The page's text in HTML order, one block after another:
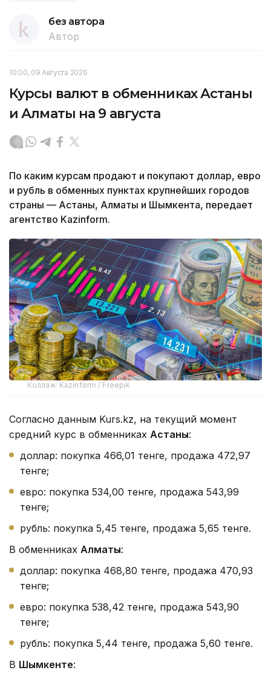
без автора
Автор
10:00, 09 Августа 2026
Курсы валют в обменниках Астаны
и Алматы на 9 августа
По каким курсам продают и покупают доллар, евро
и рубль в обменных пунктах крупнейших городов
страны — Астаны, Алматы и Шымкента, передает
агентство Kazinform.
Коллаж: Kazinform / Freepik
Согласно данным Kurs.kz, на текущий момент
средний курс в обменниках Астаны:
доллар: покупка 466,01 тенге, продажа 472,97
тенге;
евро: покупка 534,00 тенге, продажа 543,99
тенге;
рубль: покупка 5,45 тенге, продажа 5,65 тенге.
В обменниках Алматы:
доллар: покупка 468,80 тенге, продажа 470,93
тенге;
евро: покупка 538,42 тенге, продажа 543,90
тенге;
рубль: покупка 5,44 тенге, продажа 5,60 тенге.
В Шымкенте: